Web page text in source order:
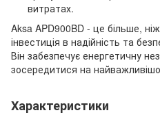
витратах.
Aksa APD900BD - це більше,
інвестиція в надійність та
Він забезпечує енергетичну
зосередитися на
Характеристики